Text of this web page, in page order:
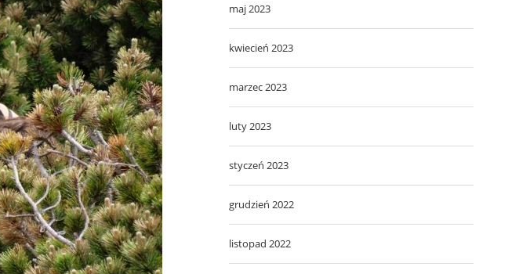
maj 2023
kwiecień 2023
marzec 2023
luty 2023
styczeń 2023
grudzień 2022
listopad 2022